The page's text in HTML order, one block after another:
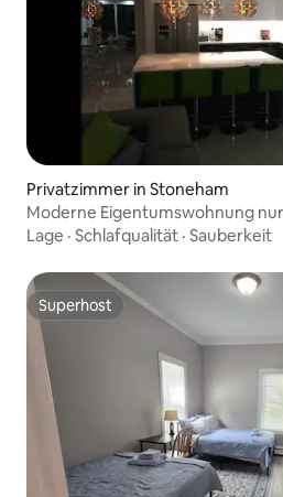
Privatzimmer in Stoneham
Moderne Eigentumswohnung
nördlich von Boston.
Lage · Schlafqualität · Sauberkeit
Superhost
Superhost